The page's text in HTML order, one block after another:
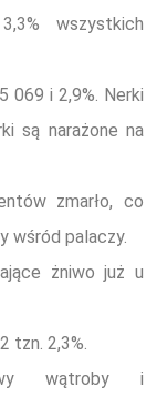
wszystkich
069 i 2,9%. Nerki
są narażone na
zmarło, co
wśród palaczy.
żniwo już u
tzn. 2,3%.
wątroby i